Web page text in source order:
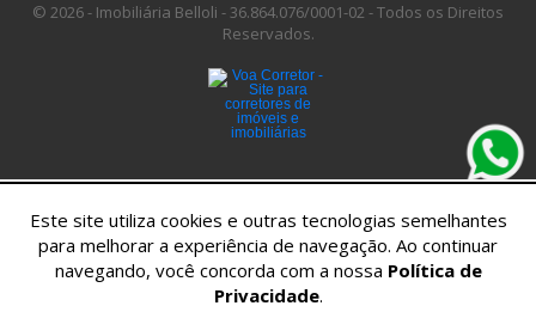
© 2026 - Imobiliária Belloli -36.864.076/0001-02 -Todos os Direitos
Reservados.
Este site utiliza cookies e outras tecnologias semelhantes
para melhorar a experiência de navegação. Ao continuar
navegando, você concorda com a nossa Política de
Privacidade.